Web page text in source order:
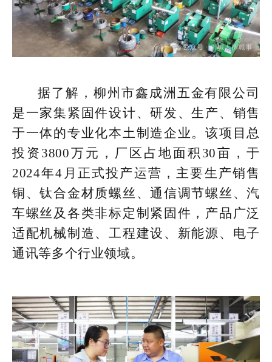
据了解，柳州市鑫成洲五金有限公司
是一家集紧固件设计、研发、生产、销售
于一体的专业化本土制造企业。该项目总
投资3800万元，厂区占地面积30亩，于
2024年4月正式投产运营，主要生产销售
铜、钛合金材质螺丝、通信调节螺丝、汽
车螺丝及各类非标定制紧固件，产品广泛
适配机械制造、工程建设、新能源、电子
通讯等多个行业领域。